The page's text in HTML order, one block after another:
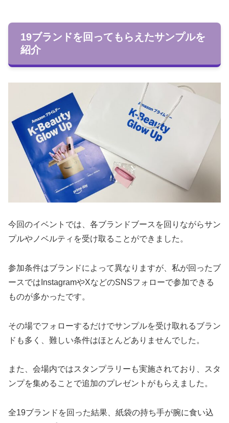
19ブランドを回ってもらえたサンプルを
紹介
今回のイベントでは、各ブランドブースを回りながらサン
プルやノベルティを受け取ることができました。
参加条件はブランドによって異なりますが、私が回ったブ
ースではInstagramやXなどのSNSフォローで参加できる
ものが多かったです。
その場でフォローするだけでサンプルを受け取れるブラン
ドも多く、難しい条件はほとんどありませんでした。
また、会場内ではスタンプラリーも実施されており、スタ
ンプを集めることで追加のプレゼントがもらえました。
全19ブランドを回った結果、紙袋の持ち手が腕に食い込